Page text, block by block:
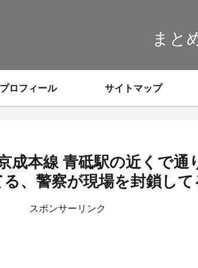
まと
プロフィール サイトマップ
成本線 青砥駅の近くで通
、警察が現場を封鎖して
スポンサーリンク